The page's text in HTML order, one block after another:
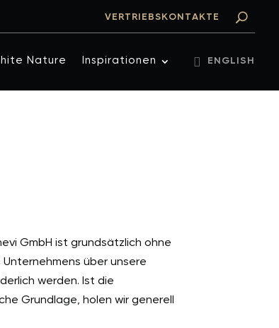
VERTRIEBSKONTAKTE
Nature Inspirationen ENGLISH
GmbH ist grundsätzlich ohne
über unsere
werden. Ist die
Grundlage, holen wir generell